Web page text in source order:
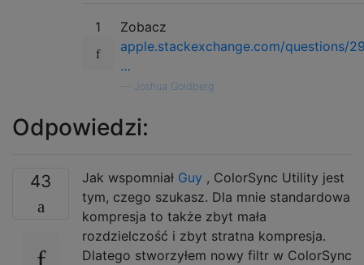
1
Zobacz
apple.stackexchange.com/questions/
…
Joshua Goldberg
Odpowiedzi:
43 Jak wspomniał Guy , ColorSync Utility jest
tym, czego szukasz. Dla mnie standardowa
kompresja to także zbyt mała
rozdzielczość i zbyt stratna kompresja.
Dlatego stworzyłem nowy filtr w ColorSync